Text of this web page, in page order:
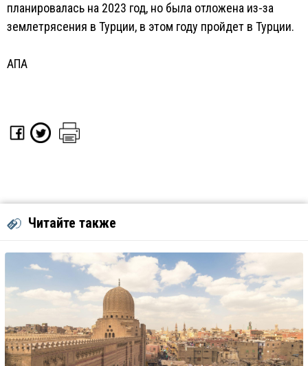
планировалась на 2023 год, но была отложена из-за
землетрясения в Турции, в этом году пройдет в Турции.
АПА
Читайте также